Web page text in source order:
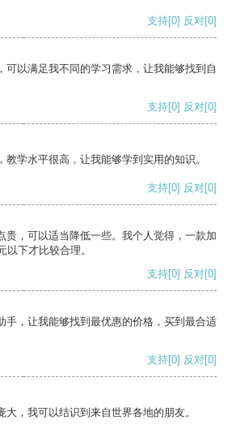
支持[0] 反对[0]
可以满足我不同的学习需求，让我能够找到自
支持[0] 反对[0]
学水平很高，让我能够学到实用的知识。
支持[0] 反对[0]
贵，可以适当降低一些。我个人觉得，一款加
以下才比较合理。
支持[0] 反对[0]
手，让我能够找到最优惠的价格，买到最合适
支持[0] 反对[0]
，我可以结识到来自世界各地的朋友。